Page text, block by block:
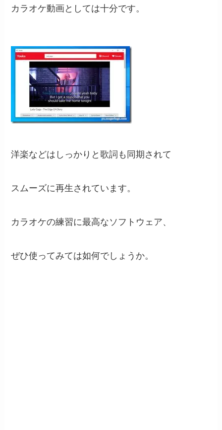
カラオケ動画としては十分です。
洋楽などはしっかりと歌詞も同期されて
スムーズに再生されています。
カラオケの練習に最高なソフトウェア、
ぜひ使ってみては如何でしょうか。